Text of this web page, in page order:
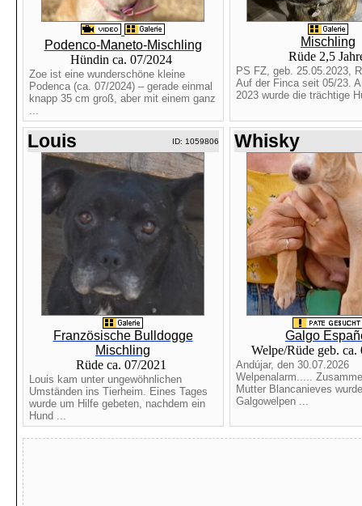
Podenco-Maneto-Mischling
Hündin ca. 07/2024
Zoe ist eine wunderschöne kleine
Podenca (ca. 07/2024) – gerade einmal
knapp 35 cm groß, aber mit einem ganz
...
Mischling
Rüde 2,5
PS FZ, geb. 25.05.2023,
Auf der Finca seit 05/23.
2023 wurde die trächtige
Louis ID: 1059806
Französische Bulldogge
Mischling
Rüde ca. 07/2021
Louis kam unter ungewöhnlichen
Umständen ins Tierheim. Eines Tages
wurde um Hilfe gebeten, nachdem ein
Hund ...
Whisky
Galgo
Welpe/Rüde geb.
Andújar, den 30.07.2026
Welpenalarm.....
Mutter Blancanieves
Galgowelpen ...